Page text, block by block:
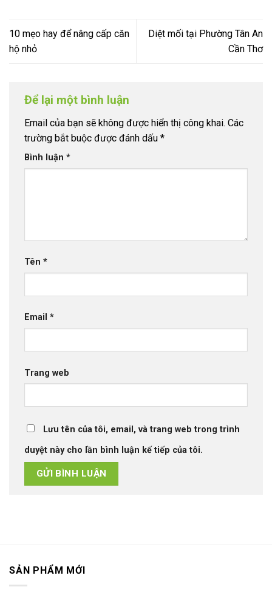
10 mẹo hay để nâng cấp căn
hộ nhỏ
Diệt mối tại Phường Tân An
Cần Thơ
Để lại một bình luận
Email của bạn sẽ không được hiển thị công khai. Các
trường bắt buộc được đánh dấu *
Bình luận *
Tên *
Email *
Trang web
Lưu tên của tôi, email, và trang web trong trình
duyệt này cho lần bình luận kế tiếp của tôi.
SẢN PHẨM MỚI